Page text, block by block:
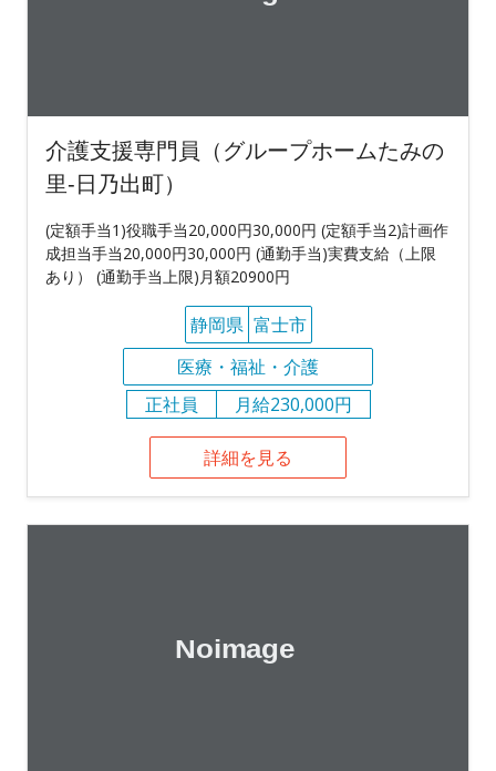
介護支援専門員（グループホームたみの
里‐日乃出町）
(定額手当1)役職手当20,000円30,000円 (定額手当2)計画作
成担当手当20,000円30,000円 (通勤手当)実費支給（上限
あり） (通勤手当上限)月額20900円
静岡県 富士市
医療・福祉・介護
正社員
月給230,000円
詳細を見る